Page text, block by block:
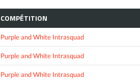
COMPÉTITION
Purple and White Intrasquad
Purple and White Intrasquad
Purple and White Intrasquad